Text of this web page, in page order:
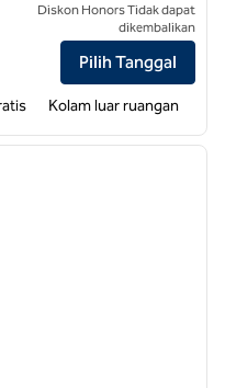
Raleigh/Garner
Diskon Honors Tidak dapat
dikembalikan
Pilih Tanggal
Kolam luar ruangan